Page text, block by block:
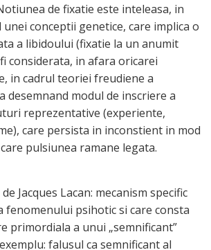
de fixatie este inteleasa, in
conceptii genetice, care implica o
a libidoului (fixatie la un anumit
considerata, in afara oricarei
in cadrul teoriei freudiene a
desemnand modul de inscriere a
reprezentative (experiente,
care persista in inconstient in mod
pulsiunea ramane legata.
Jacques Lacan: mecanism specific
fenomenului psihotic si care consta
primordiala a unui „semnificant”
falusul ca semnificant al